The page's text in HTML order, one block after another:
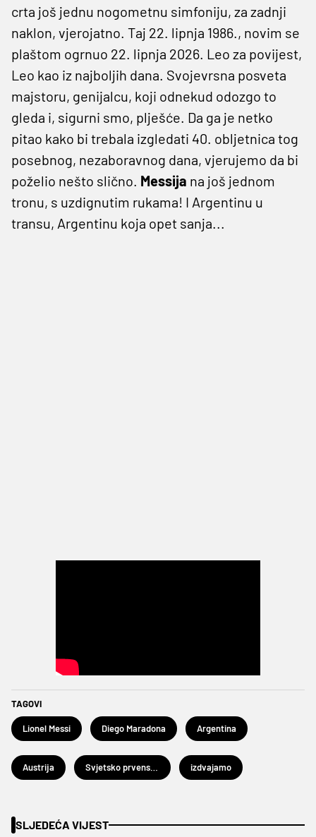
crta još jednu nogometnu simfoniju, za zadnji
naklon, vjerojatno. Taj 22. lipnja 1986., novim se
plaštom ogrnuo 22. lipnja 2026. Leo za povijest,
Leo kao iz najboljih dana. Svojevrsna posveta
majstoru, genijalcu, koji odnekud odozgo to
gleda i, sigurni smo, plješće. Da ga je netko
pitao kako bi trebala izgledati 40. obljetnica tog
posebnog, nezaboravnog dana, vjerujemo da bi
poželio nešto slično. Messija na još jednom
tronu, s uzdignutim rukama! I Argentinu u
transu, Argentinu koja opet sanja...
TAGOVI
Lionel Messi Diego Maradona Argentina
Austrija izdvajamo
SLJEDEĆA VIJEST